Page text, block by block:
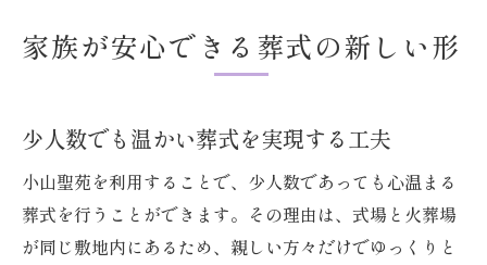
家族が安心できる葬式の新しい形
少人数でも温かい葬式を実現する工夫
小山聖苑を利用することで、少人数であっても心温まる
葬式を行うことができます。その理由は、式場と火葬場
が同じ敷地内にあるため、親しい方々だけでゆっくりと